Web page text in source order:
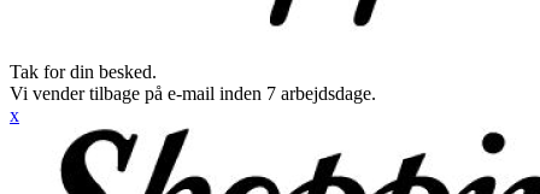
Tak for din besked.
Vi vender tilbage på e-mail inden 7 arbejdsdage.
x